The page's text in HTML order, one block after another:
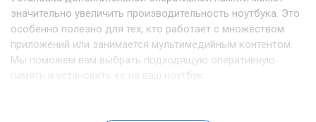
значительно увеличить производительность ноутбука. Это
особенно полезно для тех, кто работает с множеством
приложений или занимается мультимедийным контентом.
Мы поможем вам выбрать подходящую оперативную